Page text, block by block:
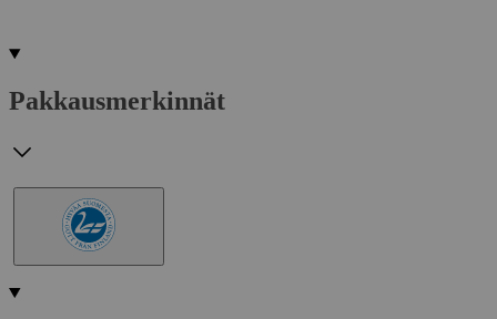
Pakkausmerkinnät